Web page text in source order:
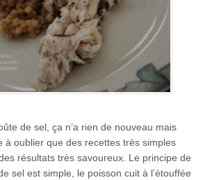
de sel, ça n’a rien de nouveau mais
à oublier que des recettes très simples
résultats très savoureux. Le principe de
sel est simple, le poisson cuit à l’étouffée